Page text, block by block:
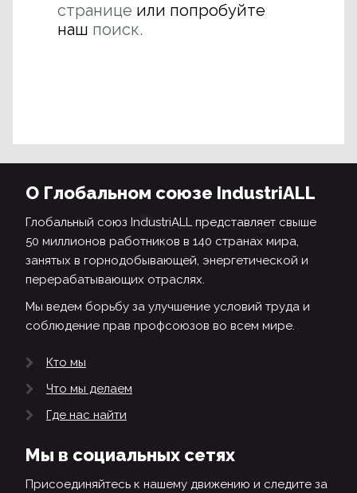
странице или попробуйте
наш поиск.
О Глобальном союзе IndustriALL
Глобальный союз IndustriALL представляет свыше
50 миллионов работников в 140 странах мира,
занятых в горнодобывающей, энергетической и
перерабатывающих отраслях.
Мы ведем борьбу за улучшение условий труда и
соблюдение прав профсоюзов во всем мире.
Кто мы
Что мы делаем
Где нас найти
Мы в социальных сетях
Присоединяйтесь к нашему движению и следите за